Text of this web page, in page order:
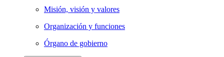
Misión, visión y valores
Organización y funciones
Órgano de gobierno